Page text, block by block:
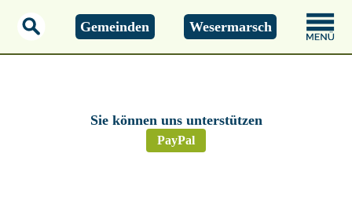
Gemeinden Wesermarsch
Sie können uns unterstützen
PayPal